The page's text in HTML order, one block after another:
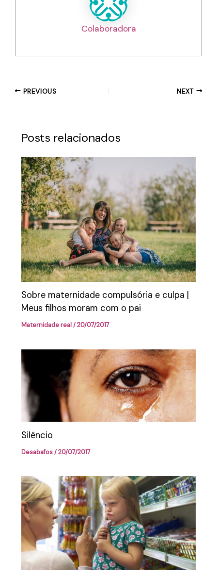
Colaboradora
PREVIOUS NEXT
Posts relacionados
Sobre maternidade compulsória e culpa |
Meus filhos moram com o pai
Maternidade real/20/07/2017
Silêncio
Desabafos/20/07/2017